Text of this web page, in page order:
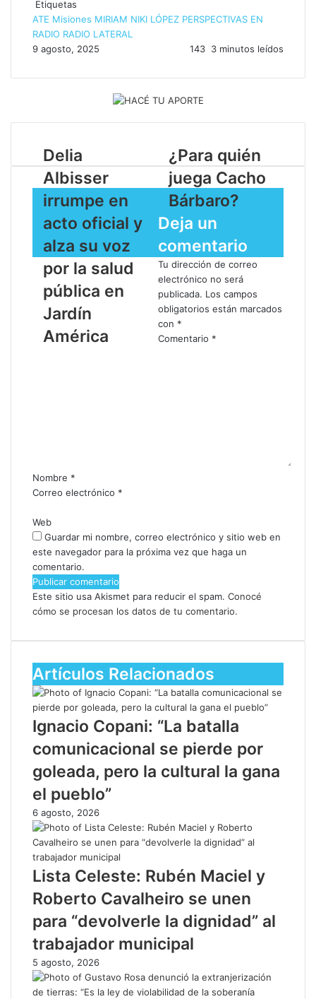
Etiquetas
ATE Misiones MIRIAM NIKI LÓPEZ PERSPECTIVAS EN
RADIO RADIO LATERAL
9 agosto, 2025
143 3 minutos leídos
Delia
Albisser
irrumpe en
acto oficial y
alza su voz
por la salud
pública en
Jardín
América
¿Para quién
juega Cacho
Bárbaro?
Deja un
comentario
Tu dirección de correo
electrónico no será
publicada. Los campos
obligatorios están marcados
con *
Comentario *
Nombre *
Correo electrónico *
Web
Guardar mi nombre, correo electrónico y sitio web en
este navegador para la próxima vez que haga un
comentario.
Este sitio usa Akismet para reducir el spam. Conocé
cómo se procesan los datos de tu comentario.
Artículos Relacionados
Ignacio Copani: “La batalla
comunicacional se pierde por
goleada, pero la cultural la gana
el pueblo”
6 agosto, 2026
Lista Celeste: Rubén Maciel y
Roberto Cavalheiro se unen
para “devolverle la dignidad” al
trabajador municipal
5 agosto, 2026